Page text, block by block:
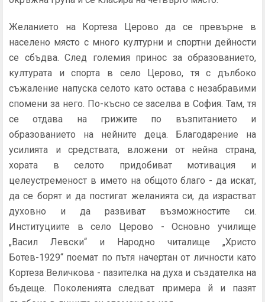
Желанието на Кортеза Церово да се превърне в
населено място с много културни и спортни дейности
се сбъдва. След големия принос за образованието,
културата и спорта в село Церово, тя с дълбоко
съжаление напуска селото като остава с незабравими
спомени за него. По-късно се заселва в София. Там, тя
се отдава на грижите по възпитанието и
образованието на нейните деца. Благодарение на
усилията и средствата, вложени от нейна страна,
хората в селото придобиват мотивация и
целеустременост в името на общото благо - да искат,
да се борят и да постигат желанията си, да израстват
духовно и да развиват възможностите си.
Институциите в село Церово - Основно училище
„Васил Левски“ и Народно читалище „Христо
Ботев-1929“ поемат по пътя начертан от личности като
Кортеза Величкова - пазителка на духа и създателка на
бъдеще. Поколенията следват примера й и пазят